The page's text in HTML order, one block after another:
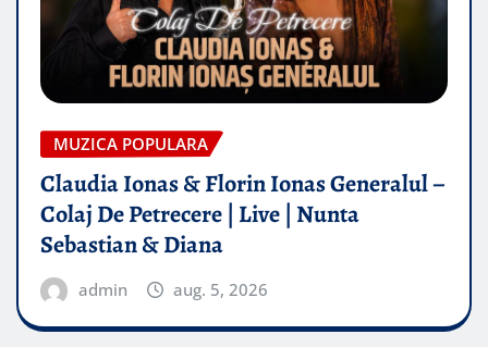
MUZICA POPULARA
Claudia Ionas & Florin Ionas Generalul –
Colaj De Petrecere | Live | Nunta
Sebastian & Diana
admin aug. 5, 2026